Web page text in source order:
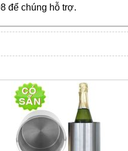
để chúng hỗ trợ.